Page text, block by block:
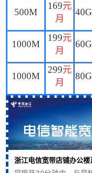
500M
169元
月
40G
1000M
199元
月
60G
1000M
299元
月
80G